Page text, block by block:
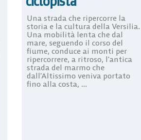
Una strada che ripercorre la
storia e la cultura della Versilia.
Una mobilità lenta che dal
mare, seguendo il corso del
fiume, conduce ai monti per
ripercorrere, a ritroso, l’antica
strada del marmo che
dall’Altissimo veniva portato
fino alla costa, ...